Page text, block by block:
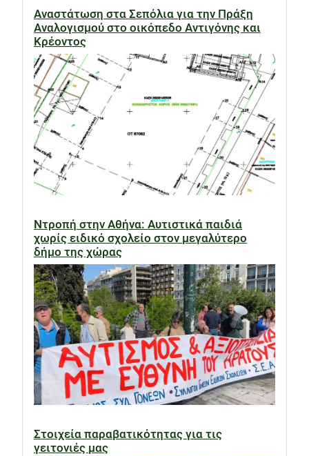
Αναστάτωση στα Σεπόλια για την Πράξη
Αναλογισμού στο οικόπεδο Αντιγόνης και
Κρέοντος
Ντροπή στην Αθήνα: Αυτιστικά παιδιά
χωρίς ειδικό σχολείο στον μεγαλύτερο
δήμο της χώρας
Στοιχεία παραβατικότητας για τις
γειτονιές μας